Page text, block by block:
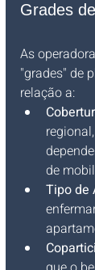
Grades
As
"grades" de
relação a:
de
Tipo de